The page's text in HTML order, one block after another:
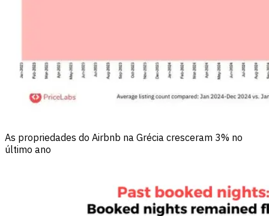
As propriedades do Airbnb na Grécia cresceram 3% no
último ano